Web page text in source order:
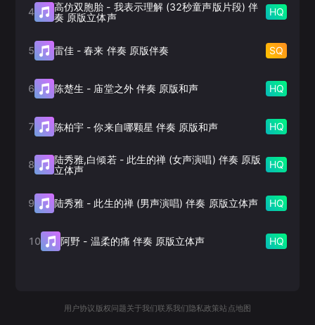
4 高仿双胞胎 - 我表示理解 (32秒童声版片段) 伴
奏 原版立体声
HQ
5 雷佳 -春来 伴奏 原版伴奏 SQ
6 陈楚生 - 庙堂之外 伴奏 原版和声 HQ
7 陈柏宇 -你来自哪颗星 伴奏 原版和声 HQ
8 陆秀雅,白倾若- 此生的禅 (女声演唱) 伴奏 原版
立体声
HQ
9 陆秀雅 - 此生的禅 (男声演唱) 伴奏 原版立体声 HQ
10 阿野 - 温柔的痛 伴奏 原版立体声 HQ
用户协议 版权问题关于我们联系我们 隐私政策站点地图